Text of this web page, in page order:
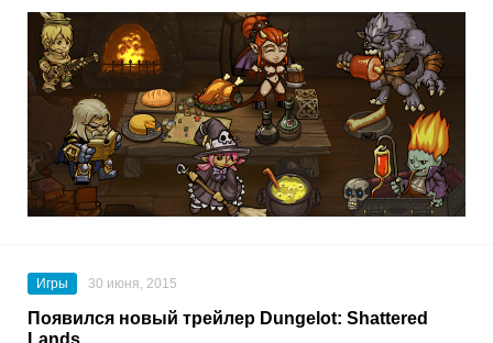
Игры 30 июня, 2015
Появился новый трейлер Dungelot: Shattered
Lands